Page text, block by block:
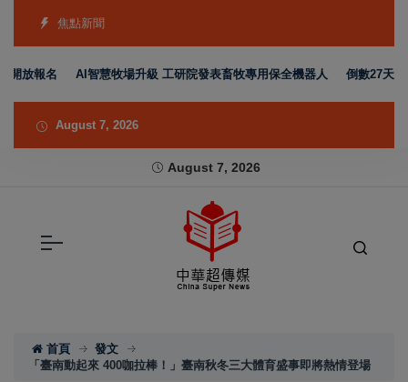
焦點新聞
報名 AI智慧牧場升級 工研院發表畜牧專用保全機器人 倒數27天 全台
August 7, 2026
August 7, 2026
首頁
發文
「臺南動起來 400咖拉棒！」臺南秋冬三大體育盛事即將熱情登場